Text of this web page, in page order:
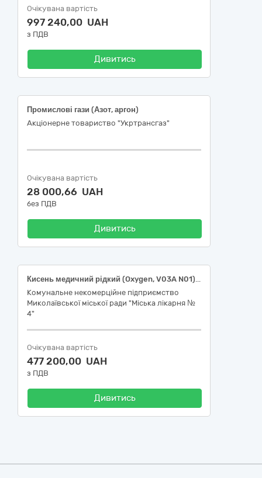
Очікувана вартість
997 240,00 UAH
з ПДВ
Дивитись
Промислові гази (Азот, аргон)
Акціонерне товариство "Укртрансгаз"
Очікувана вартість
28 000,66 UAH
без ПДВ
Дивитись
Кисень медичний рідкий (Oxygen, V03A N01), з кріоциліндром
Комунальне некомерційне підприємство
Миколаївської міської ради "Міська лікарня №
4"
Очікувана вартість
477 200,00 UAH
з ПДВ
Дивитись